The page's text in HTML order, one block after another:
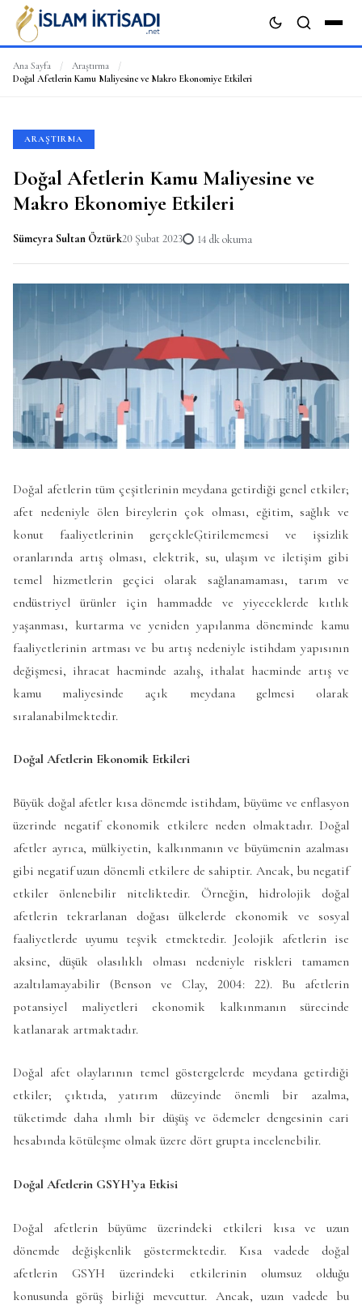
ARA
Ana Sayfa / Araştırma
/
Doğal Afetlerin Kamu Maliyesine ve Makro Ekonomiye Etkileri
ARAŞTIRMA
Doğal Afetlerin Kamu Maliyesine ve
Makro Ekonomiye Etkileri
Sümeyra Sultan Öztürk20 Şubat 2023 14 dk okuma
Doğal afetlerin tüm çeşitlerinin meydana getirdiği genel etkiler;
afet nedeniyle ölen bireylerin çok olması, eğitim, sağlık ve
konut faaliyetlerinin gerçekleĢtirilememesi ve işsizlik
oranlarında artış olması, elektrik, su, ulaşım ve iletişim gibi
temel hizmetlerin geçici olarak sağlanamaması, tarım ve
endüstriyel ürünler için hammadde ve yiyeceklerde kıtlık
yaşanması, kurtarma ve yeniden yapılanma döneminde kamu
faaliyetlerinin artması ve bu artış nedeniyle istihdam yapısının
değişmesi, ihracat hacminde azalış, ithalat hacminde artış ve
kamu maliyesinde açık meydana gelmesi olarak
sıralanabilmektedir.
Doğal Afetlerin Ekonomik Etkileri
Büyük doğal afetler kısa dönemde istihdam, büyüme ve enflasyon
üzerinde negatif ekonomik etkilere neden olmaktadır. Doğal
afetler ayrıca, mülkiyetin, kalkınmanın ve büyümenin azalması
gibi negatif uzun dönemli etkilere de sahiptir. Ancak, bu negatif
etkiler önlenebilir niteliktedir. Örneğin, hidrolojik doğal
afetlerin tekrarlanan doğası ülkelerde ekonomik ve sosyal
faaliyetlerde uyumu teşvik etmektedir. Jeolojik afetlerin ise
aksine, düşük olasılıklı olması nedeniyle riskleri tamamen
azaltılamayabilir (Benson ve Clay, 2004: 22). Bu afetlerin
potansiyel maliyetleri ekonomik kalkınmanın sürecinde
katlanarak artmaktadır.
Doğal afet olaylarının temel göstergelerde meydana getirdiği
etkiler; çıktıda, yatırım düzeyinde önemli bir azalma,
tüketimde daha ılımlı bir düşüş ve ödemeler dengesinin cari
hesabında kötüleşme olmak üzere dört grupta incelenebilir.
Doğal Afetlerin GSYH’ya Etkisi
Doğal afetlerin büyüme üzerindeki etkileri kısa ve uzun
dönemde değişkenlik göstermektedir. Kısa vadede doğal
afetlerin GSYH üzerindeki etkilerinin olumsuz olduğu
konusunda görüş birliği mevcuttur. Ancak, uzun vadede bu